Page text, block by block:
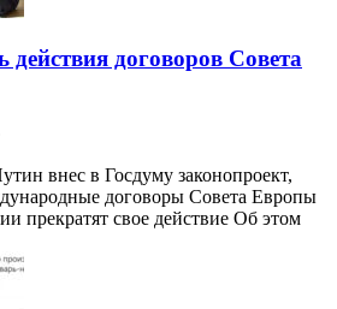
договоров Совета
внес в Госдуму законопроект,
договоры Совета Европы
прекратят свое действие Об этом